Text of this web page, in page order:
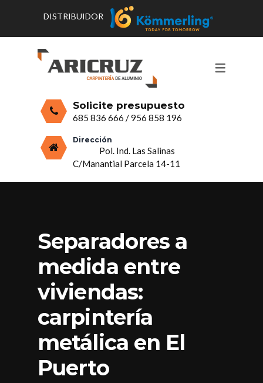
PRODUCTOS
PUERTAS, VENTANAS Y
CERRAMIENTOS, PORCHES Y TECHOS
ALUMINIO
CONTACTO Y HORARIOS
PRESUPUESTO
DISTRIBUIDOR
Solicite presupuesto
685 836 666 /956 858 196
Dirección
Pol. Ind. Las Salinas
C/Manantial Parcela 14-11
Separadores a
medida entre
viviendas:
carpintería
metálica en El
Puerto